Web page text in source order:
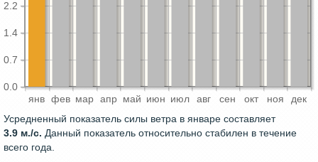
янв фев мар апр май июн июл авг сен окт ноя дек
0.0
0.7
1.4
2.2
Усредненный показатель силы ветра в январе составляет
3.9 м./с. Данный показатель относительно стабилен в течение
всего года.